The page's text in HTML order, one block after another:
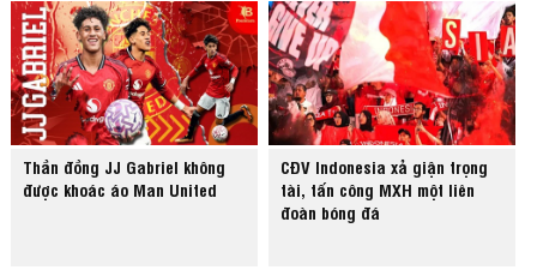
Thần đồng JJ Gabriel không
được khoác áo Man United
CĐV Indonesia xả giận trọng
tài, tấn công MXH một liên
đoàn bóng đá